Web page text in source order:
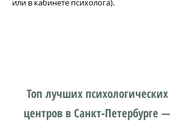
или в кабинете психолога).
Топ лучших психологических
центров в Санкт-Петербурге —